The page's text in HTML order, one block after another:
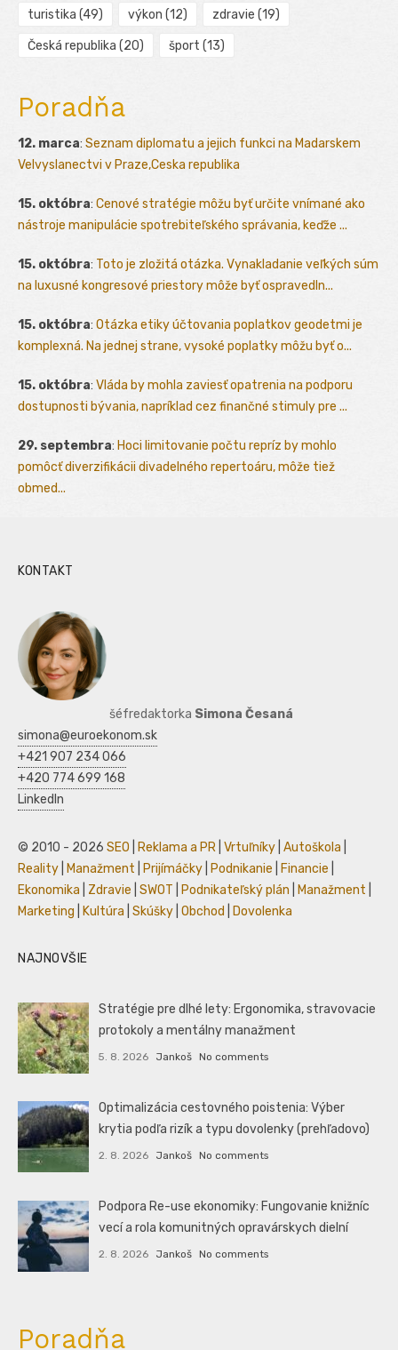
turistika (49) výkon (12) zdravie (19)
Česká republika (20) šport (13)
Poradňa
12. marca: Seznam diplomatu a jejich funkci na Madarskem
Velvyslanectvi v Praze,Ceska republika
15. októbra: Cenové stratégie môžu byť určite vnímané ako
nástroje manipulácie spotrebiteľského správania, keďže ...
15. októbra: Toto je zložitá otázka. Vynakladanie veľkých súm
na luxusné kongresové priestory môže byť ospravedln...
15. októbra: Otázka etiky účtovania poplatkov geodetmi je
komplexná. Na jednej strane, vysoké poplatky môžu byť o...
15. októbra: Vláda by mohla zaviesť opatrenia na podporu
dostupnosti bývania, napríklad cez finančné stimuly pre ...
29. septembra: Hoci limitovanie počtu repríz by mohlo
pomôcť diverzifikácii divadelného repertoáru, môže tiež
obmed...
KONTAKT
šéfredaktorka Simona Česaná
simona@euroekonom.sk
+421 907 234 066
+420 774 699 168
LinkedIn
© 2010 - 2026 SEO Reklama a PR Vrtuľníky Autoškola
Reality
Manažment Prijímáčky Podnikanie Financie
Ekonomika
Zdravie SWOT Podnikateľský plán Manažment
Marketing
Kultúra Skúšky Obchod Dovolenka
NAJNOVŠIE
Stratégie pre dlhé lety: Ergonomika, stravovacie
protokoly a mentálny manažment
5. 8. 2026 Jankoš No comments
Optimalizácia cestovného poistenia: Výber
krytia podľa rizík a typu dovolenky (prehľadovo)
2. 8. 2026 Jankoš No comments
Podpora Re-use ekonomiky: Fungovanie knižníc
vecí a rola komunitných opravárskych dielní
2. 8. 2026 Jankoš No comments
Poradňa